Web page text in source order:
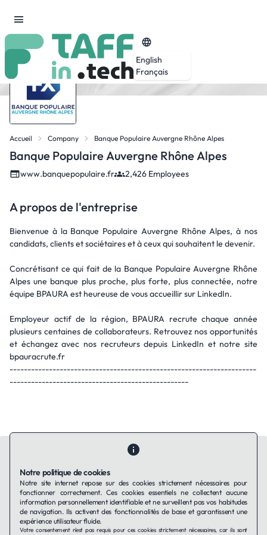
English
Français
Accueil Company Banque Populaire Auvergne Rhône Alpes
Banque Populaire Auvergne Rhône Alpes
www.banquepopulaire.fr 2,426 Employees
A propos de l'entreprise
Bienvenue à la Banque Populaire Auvergne Rhône Alpes, à nos
candidats, clients et sociétaires et à ceux qui souhaitent le devenir.
Concrétisant ce qui fait de la Banque Populaire Auvergne Rhône
Alpes une banque plus proche, plus forte, plus connectée, notre
équipe BPAURA est heureuse de vous accueillir sur LinkedIn.
Employeur actif de la région, BPAURA recrute chaque année
plusieurs centaines de collaborateurs. Retrouvez nos opportunités
et échangez avec nos recruteurs depuis LinkedIn et notre site
bpauracrute.fr
---------------------------------------------------------------------
--------------------------------------------------
Contactez-nousQui sommes-nous ?Ils utilisent Taffin.tech
Politique de confidentialitéConditions générales
Politique de cookies
Notre politique de cookies
Notre site internet repose sur des cookies strictement nécessaires pour
fonctionner correctement. Ces cookies essentiels ne collectent aucune
information personnellement identifiable et ne surveillent pas vos habitudes
de navigation. Ils activent des fonctionnalités de base et garantissent une
expérience utilisateur fluide.
Votre consentement n'est pas requis pour ces cookies strictement nécessaires, car ils sont